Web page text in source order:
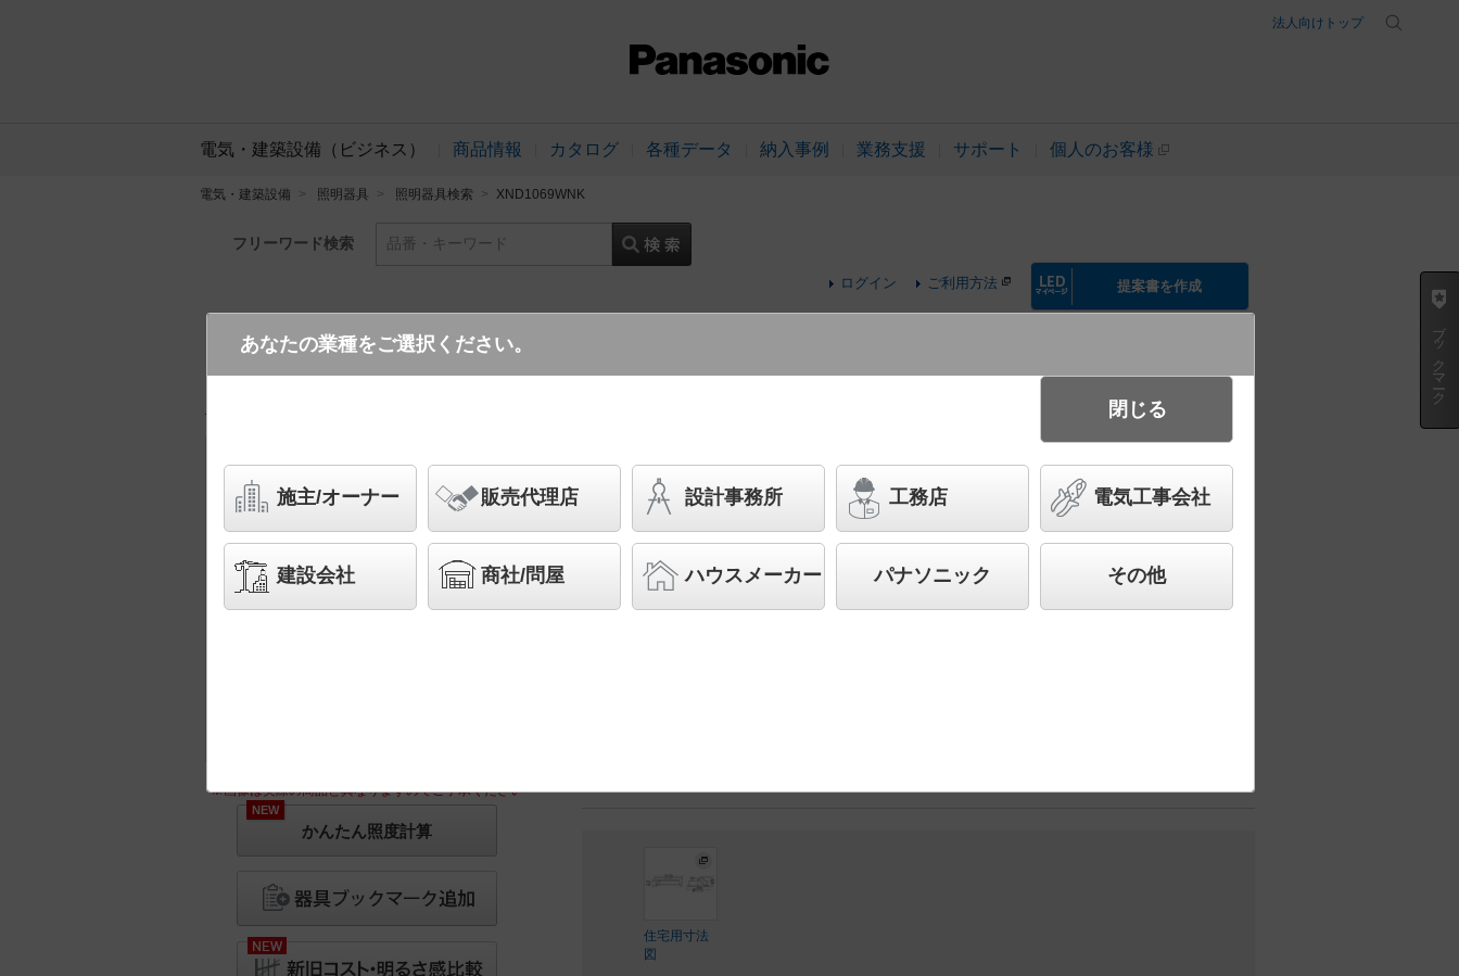
法人向けトップ
電気・建築設備（ビジネス） 商品情報 カタログ 各種データ 納入事例 業務支援 サポート 個人のお客様
電気・建築設備 照明器具 照明器具検索 XND1069WNK
フリーワード検索 品番・キーワード
ログイン ご利用方法 提案書を作成
XND1069WNK LJ9
※画像は実際の商品と異なりますのでご了承ください
NEW
かんたん照度計算
天井埋込型 LED（昼白色） ダウンライト 浅型9H・ビーム角80度・拡散タ
イプ・光源遮光角15度 調光タイプ（ライコン別売）／埋込穴φ150 コンパク
ト形蛍光灯FDL27形1灯器具相当 LED 100形
先端SSL商品※（長寿命・省電力のLEDを主照明にした、高品質、快適性、先進性を備えた商
◆公共施設型番：LRS1-08
住宅用寸法
図
ブックマーク
あなたの業種をご選択ください。
施主/オーナー 販売代理店 設計事務所 工務店 電気工事会社
建設会社 商社/問屋 ハウスメーカー パナソニック その他
閉じる